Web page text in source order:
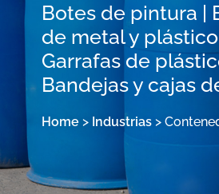
Botes de pintura |
de metal y
Garrafas de
Bandejas y cajas
Home> Industrias>